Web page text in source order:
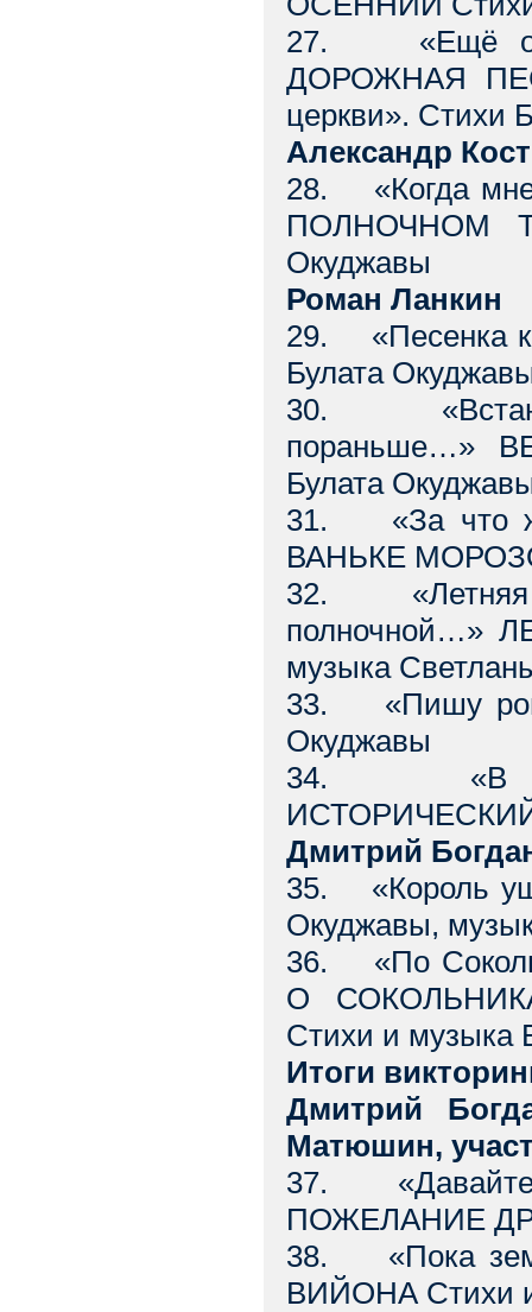
27. «Ещё он
ДОРОЖНАЯ
церкви». Стихи
Александр
28. «Когда
ПОЛНОЧНОМ
Окуджавы
Роман Ланкин
29. «Песенка
Булата
30. «Встань
пораньше…»
Булата
31. «За что ж
ВАНЬКЕ
32. «Летняя
полночной…»
музыка
33. «Пишу
Окуджавы
34. «В
ИСТОРИЧЕСКИЙ
Дмитрий
35. «Король
Окуджавы,
36. «По
О
Стихи и музыка
Итоги
Дмитрий
Матюшин,
37. «Давайте
ПОЖЕЛАНИЕ
38. «Пока
ВИЙОНА Стихи